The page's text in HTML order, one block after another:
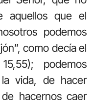
aquellos que el
podemos
como decía el
podemos
la vida, de hacer
hacernos caer